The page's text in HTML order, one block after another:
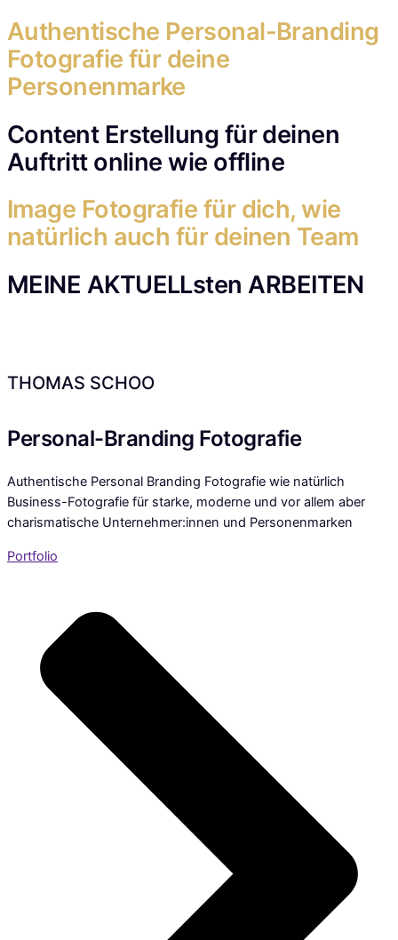
Authentische Personal-Branding
Fotografie für deine
Personenmarke
Content Erstellung für deinen
Auftritt online wie offline
Image Fotografie für dich, wie
natürlich auch für deinen Team
MEINE AKTUELLsten ARBEITEN
THOMAS SCHOO
Personal-Branding Fotografie
Authentische Personal Branding Fotografie wie natürlich
Business-Fotografie für starke, moderne und vor allem aber
charismatische Unternehmer:innen und Personenmarken
Portfolio